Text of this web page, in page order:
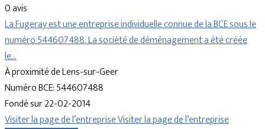
0 avis
La Fugeray est une entreprise individuelle connue de la BCE sous le
numéro 544607488. La société de déménagement a été créée
le…
À proximité de Lens-sur-Geer
Numéro BCE: 544607488
Fondé sur 22-02-2014
Visiter la page de l’entrepriseVisiter la page de l’entreprise